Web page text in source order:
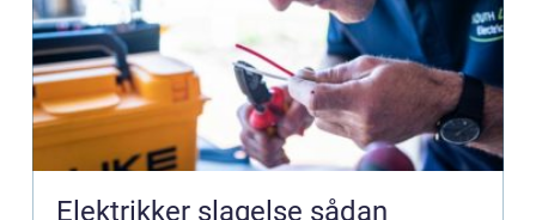
Elektrikker slagelse sådan